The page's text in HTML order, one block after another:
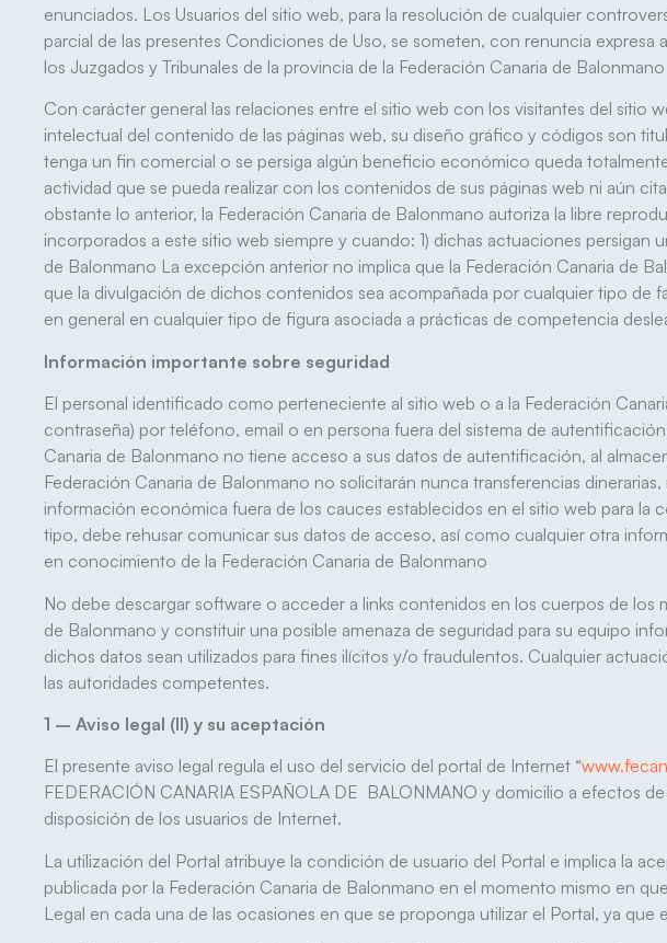
enunciados. Los Usuarios del sitio web, para la resolución de cualquier
parcial de las presentes Condiciones de Uso, se someten, con renuncia
los Juzgados y Tribunales de la provincia de la Federación Canaria de Balonmano
Con carácter general las relaciones entre el sitio web con los visitantes del sitio
intelectual del contenido de las páginas web, su diseño gráfico y códigos son
tenga un fin comercial o se persiga algún beneficio económico queda
actividad que se pueda realizar con los contenidos de sus páginas web ni aún
obstante lo anterior, la Federación Canaria de Balonmano autoriza la libre
incorporados a este sitio web siempre y cuando: 1) dichas actuaciones persigan
de Balonmano La excepción anterior no implica que la Federación Canaria de
que la divulgación de dichos contenidos sea acompañada por cualquier tipo de
en general en cualquier tipo de figura asociada a prácticas de competencia
Información importante sobre seguridad
El personal identificado como perteneciente al sitio web o a la Federación
contraseña) por teléfono, email o en persona fuera del sistema de
Canaria de Balonmano no tiene acceso a sus datos de autentificación, al
Federación Canaria de Balonmano no solicitarán nunca transferencias
información económica fuera de los cauces establecidos en el sitio web para
tipo, debe rehusar comunicar sus datos de acceso, así como cualquier otra
en conocimiento de la Federación Canaria de Balonmano
No debe descargar software o acceder a links contenidos en los cuerpos de los
de Balonmano y constituir una posible amenaza de seguridad para su equipo
dichos datos sean utilizados para fines ilícitos y/o fraudulentos. Cualquier
las autoridades competentes.
1 – Aviso legal (II) y su aceptación
El presente aviso legal regula el uso del servicio del portal de Internet “
FEDERACIÓN CANARIA ESPAÑOLA DE BALONMANO y domicilio a efectos
disposición de los usuarios de Internet.
La utilización del Portal atribuye la condición de usuario del Portal e implica la
publicada por la Federación Canaria de Balonmano en el momento mismo en
Legal en cada una de las ocasiones en que se proponga utilizar el Portal, ya